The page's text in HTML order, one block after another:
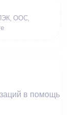
ООС,
в помощь